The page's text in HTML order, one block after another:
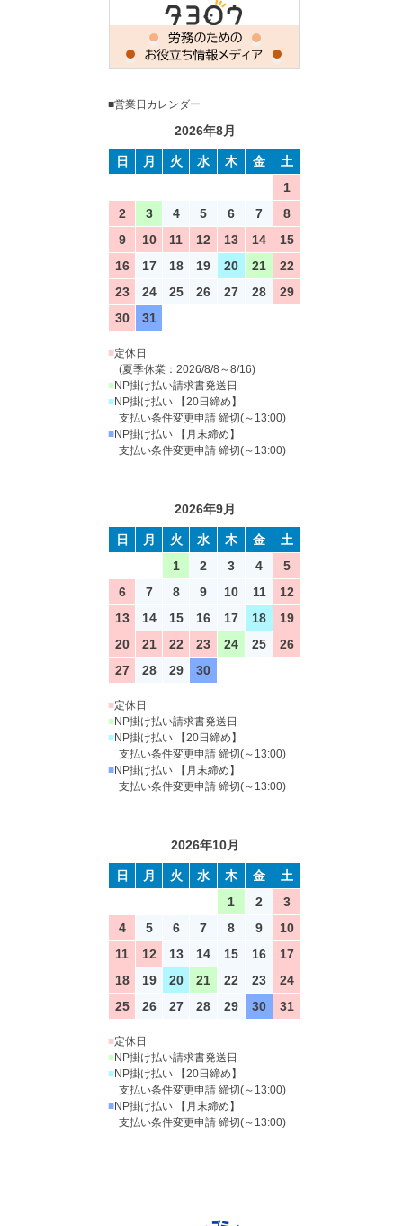
■営業日カレンダー
2026年8月
日 月 火 水 木 金
土
1
2
3 4 5 6 7
8
9
10 11 12 13 14
15
16
17 18 19 20 21
22
23
24 25 26 27 28
29
30
31
■定休日
(夏季休業：2026/8/8～8/16)
■NP掛け払い請求書発送日
■NP掛け払い 【20日締め】
支払い条件変更申請 締切(～13:00)
■NP掛け払い 【月末締め】
支払い条件変更申請 締切(～13:00)
2026年9月
日 月 火 水 木 金
土
1
2 3 4
5
6
7 8 9 10 11
12
13
14 15 16 17 18
19
20
21 22 23 24 25
26
27
28 29 30
■定休日
■NP掛け払い請求書発送日
■NP掛け払い 【20日締め】
支払い条件変更申請 締切(～13:00)
■NP掛け払い 【月末締め】
支払い条件変更申請 締切(～13:00)
2026年10月
日 月 火 水 木 金
土
1
2
3
4
5 6 7 8 9
10
11
12 13 14 15 16
17
18
19 20 21 22 23
24
25
26 27 28 29 30 31
■定休日
■NP掛け払い請求書発送日
■NP掛け払い 【20日締め】
支払い条件変更申請 締切(～13:00)
■NP掛け払い 【月末締め】
支払い条件変更申請 締切(～13:00)